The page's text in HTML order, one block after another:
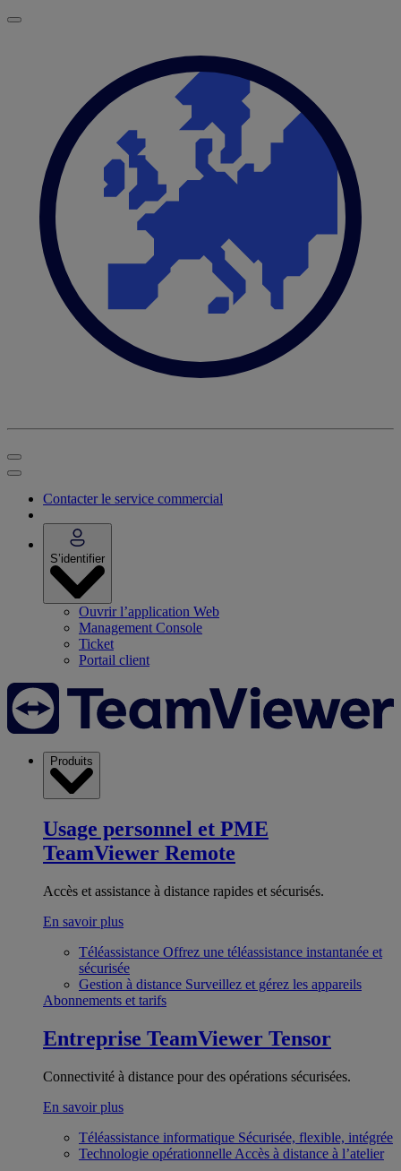
Contacter le service commercial
S’identifier
Ouvrir l’application Web
Management Console
Ticket
Portail client
Produits
Usage personnel et PME
TeamViewer Remote
Accès et assistance à distance rapides et sécurisés.
En savoir plus
Téléassistance Offrez une téléassistance instantanée et
sécurisée
Gestion à distance Surveillez et gérez les appareils
Abonnements et tarifs
Entreprise TeamViewer Tensor
Connectivité à distance pour des opérations sécurisées.
En savoir plus
Téléassistance informatique Sécurisée, flexible, intégrée
Technologie opérationnelle Accès à distance à l’atelier